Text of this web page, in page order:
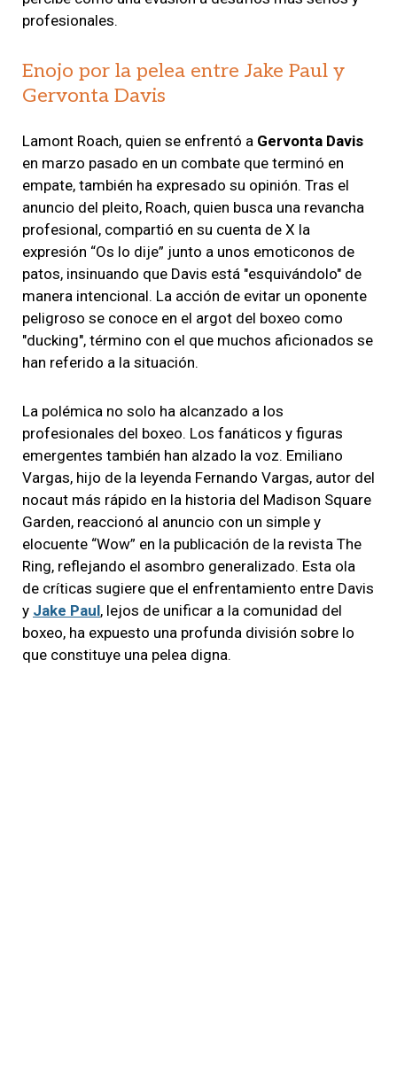
profesionales.
Enojo por la pelea entre Jake Paul y
Gervonta Davis
Lamont Roach, quien se enfrentó a Gervonta Davis
en marzo pasado en un combate que terminó en
empate, también ha expresado su opinión. Tras el
anuncio del pleito, Roach, quien busca una revancha
profesional, compartió en su cuenta de X la
expresión “Os lo dije” junto a unos emoticonos de
patos, insinuando que Davis está "esquivándolo" de
manera intencional. La acción de evitar un oponente
peligroso se conoce en el argot del boxeo como
"ducking", término con el que muchos aficionados se
han referido a la situación.
La polémica no solo ha alcanzado a los
profesionales del boxeo. Los fanáticos y figuras
emergentes también han alzado la voz. Emiliano
Vargas, hijo de la leyenda Fernando Vargas, autor del
nocaut más rápido en la historia del Madison Square
Garden, reaccionó al anuncio con un simple y
elocuente “Wow” en la publicación de la revista The
Ring, reflejando el asombro generalizado. Esta ola
de críticas sugiere que el enfrentamiento entre Davis
y Jake Paul, lejos de unificar a la comunidad del
boxeo, ha expuesto una profunda división sobre lo
que constituye una pelea digna.